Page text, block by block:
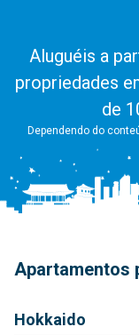
Aluguéis a
propriedades
de
Dependendo do
Apartamentos
Hokkaido